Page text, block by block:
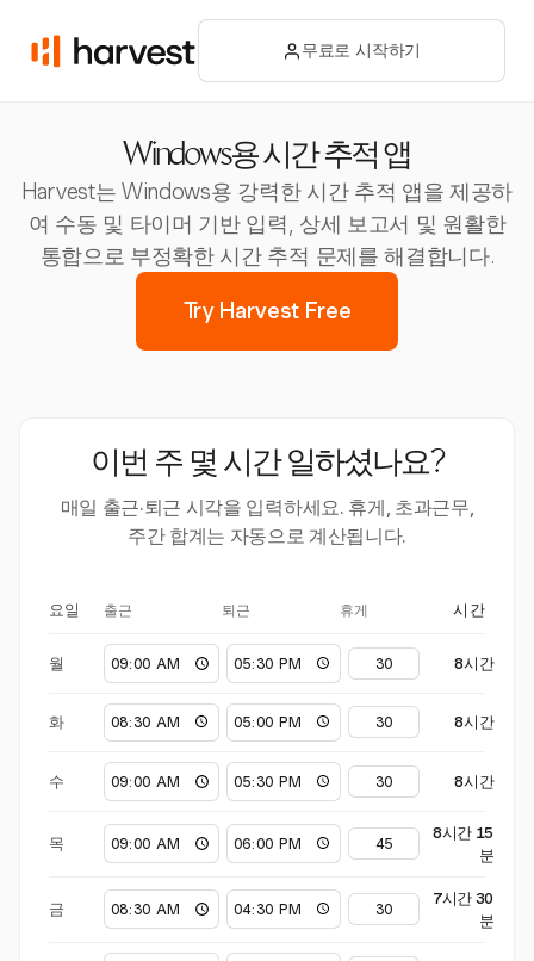
무료로 시작하기
Windows용 시간 추적 앱
Harvest는 Windows용 강력한 시간 추적 앱을 제공하
여 수동 및 타이머 기반 입력, 상세 보고서 및 원활한
통합으로 부정확한 시간 추적 문제를 해결합니다.
Try Harvest Free
이번 주 몇 시간 일하셨나요?
매일 출근·퇴근 시각을 입력하세요. 휴게, 초과근무,
주간 합계는 자동으로 계산됩니다.
요일 출근 퇴근 휴게 시간
월 8시간
화 8시간
수 8시간
목
8시간 15
분
금
7시간 30
분